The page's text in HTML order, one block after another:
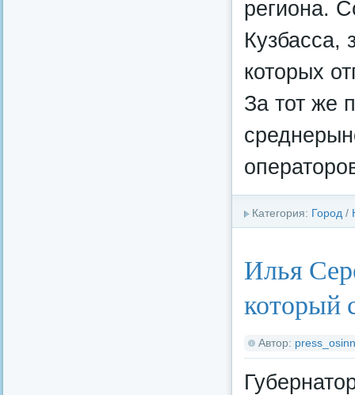
региона.
которых
За тот же
Категория: Город /
Илья
который
Автор: